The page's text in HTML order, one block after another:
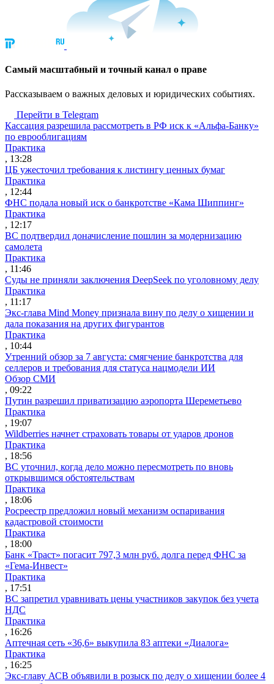
Cамый масштабный и точный канал о праве
Рассказываем о важных деловых и юридических событиях.
Перейти в Telegram
Кассация разрешила рассмотреть в РФ иск к «Альфа-Банку»
по еврооблигациям
Практика
, 13:28
ЦБ ужесточил требования к листингу ценных бумаг
Практика
, 12:44
ФНС подала новый иск о банкротстве «Кама Шиппинг»
Практика
, 12:17
ВС подтвердил доначисление пошлин за модернизацию
самолета
Практика
, 11:46
Суды не приняли заключения DeepSeek по уголовному делу
Практика
, 11:17
Экс-глава Mind Money признала вину по делу о хищении и
дала показания на других фигурантов
Практика
, 10:44
Утренний обзор за 7 августа: смягчение банкротства для
селлеров и требования для статуса нацмодели ИИ
Обзор СМИ
, 09:22
Путин разрешил приватизацию аэропорта Шереметьево
Практика
, 19:07
Wildberries начнет страховать товары от ударов дронов
Практика
, 18:56
ВС уточнил, когда дело можно пересмотреть по вновь
открывшимся обстоятельствам
Практика
, 18:06
Росреестр предложил новый механизм оспаривания
кадастровой стоимости
Практика
, 18:00
Банк «Траст» погасит 797,3 млн руб. долга перед ФНС за
«Гема-Инвест»
Практика
, 17:51
ВС запретил уравнивать цены участников закупок без учета
НДС
Практика
, 16:26
Аптечная сеть «36,6» выкупила 83 аптеки «Диалога»
Практика
, 16:25
Экс-главу АСВ объявили в розыск по делу о хищении более 4